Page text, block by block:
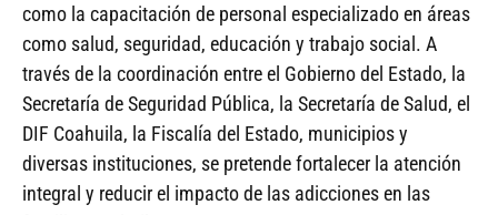
como la capacitación de personal especializado en áreas
como salud, seguridad, educación y trabajo social. A
través de la coordinación entre el Gobierno del Estado, la
Secretaría de Seguridad Pública, la Secretaría de Salud, el
DIF Coahuila, la Fiscalía del Estado, municipios y
diversas instituciones, se pretende fortalecer la atención
integral y reducir el impacto de las adicciones en las